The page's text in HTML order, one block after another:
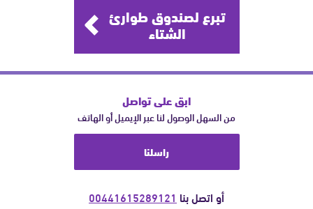
تبرع لصندوق طوارئ
الشتاء
ابق على تواصل
من السهل الوصول لنا عبر الإيميل أو الهاتف
راسلنا
أو اتصل بنا 00441615289121